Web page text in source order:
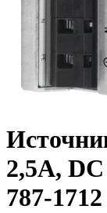
2,5А,
787-1712